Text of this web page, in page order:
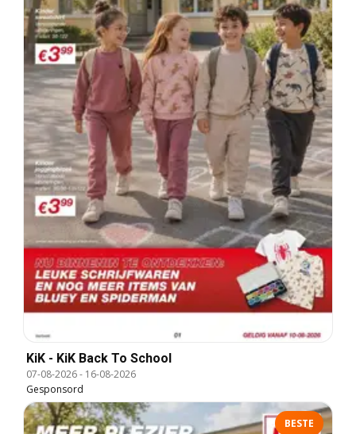
KiK - KiK Back To School
07-08-2026- 16-08-2026
Gesponsord
BESTE